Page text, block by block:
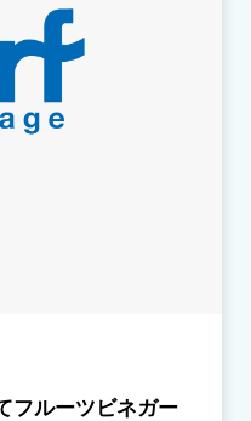
フルーツビネガー